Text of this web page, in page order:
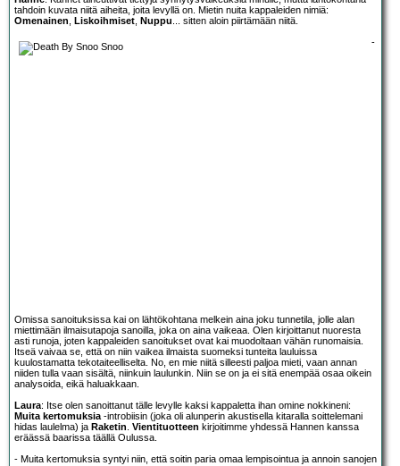
tahdoin kuvata niitä aiheita, joita levyllä on. Mietin nuita kappaleiden nimiä:
Omenainen, Liskoihmiset, Nuppu... sitten aloin piirtämään niitä.
-
Omissa sanoituksissa kai on lähtökohtana melkein aina joku tunnetila, jolle alan
miettimään ilmaisutapoja sanoilla, joka on aina vaikeaa. Olen kirjoittanut nuoresta
asti runoja, joten kappaleiden sanoitukset ovat kai muodoltaan vähän runomaisia.
Itseä vaivaa se, että on niin vaikea ilmaista suomeksi tunteita lauluissa
kuulostamatta tekotaiteelliselta. No, en mie niitä silleesti paljoa mieti, vaan annan
niiden tulla vaan sisältä, niinkuin laulunkin. Niin se on ja ei sitä enempää osaa oikein
analysoida, eikä haluakkaan.
Laura: Itse olen sanoittanut tälle levylle kaksi kappaletta ihan omine nokkineni:
Muita kertomuksia-introbiisin (joka oli alunperin akustisella kitaralla soittelemani
hidas laulelma) ja Raketin. Vientituotteen kirjoitimme yhdessä Hannen kanssa
eräässä baarissa täällä Oulussa.
- Muita kertomuksia syntyi niin, että soitin paria omaa lempisointua ja annoin sanojen